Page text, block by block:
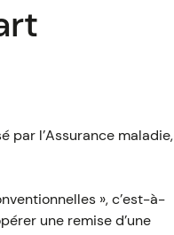
par l’Assurance maladie,
», c’est-à-
une remise d’une